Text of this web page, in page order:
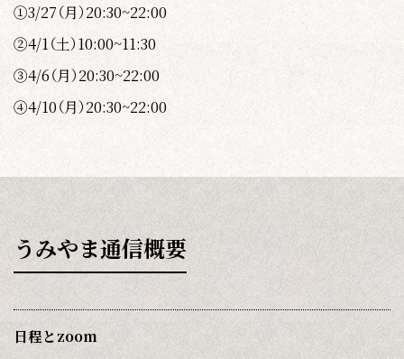
①3/27（月）20:30~22:00
②4/1（土）10:00~11:30
③4/6（月）20:30~22:00
④4/10（月）20:30~22:00
うみやま通信概要
日程とzoom